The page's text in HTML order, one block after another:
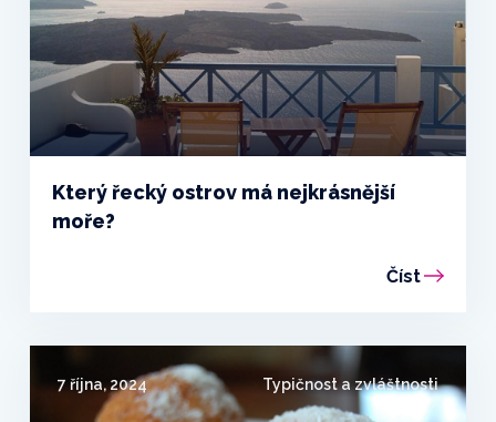
Který řecký ostrov má nejkrásnější
moře?
Číst
7 října, 2024 Typičnost a zvláštnosti